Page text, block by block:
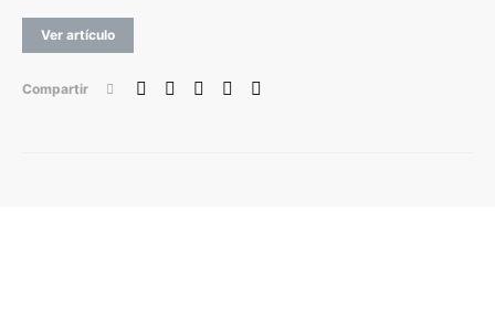
Ver artículo
Compartir